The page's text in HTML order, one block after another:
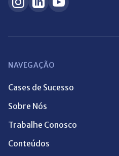
NAVEGAÇÃO
Cases de Sucesso
Sobre Nós
Trabalhe Conosco
Conteúdos